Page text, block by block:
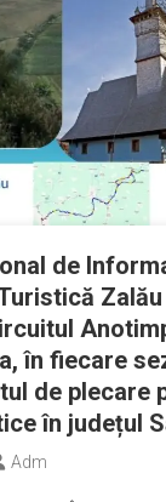
de
în fiecare
de plecare
în județul
Adm